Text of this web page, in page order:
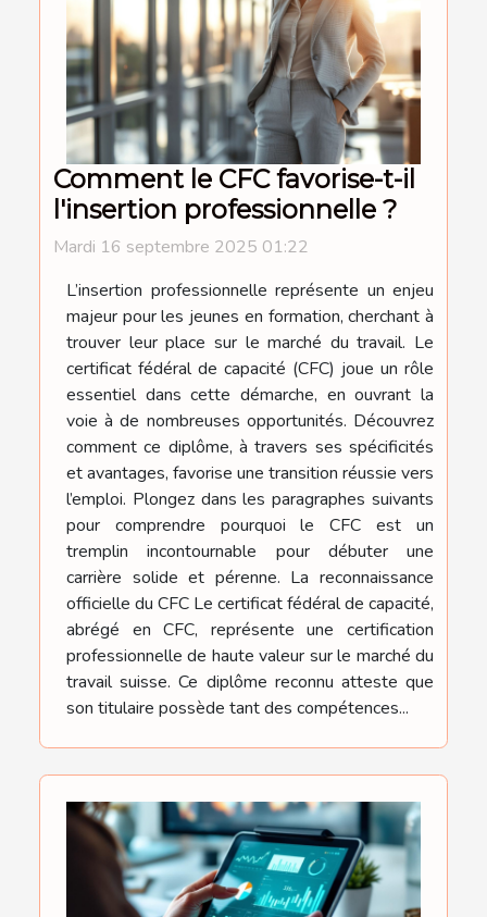
Comment le CFC favorise-t-il
l'insertion professionnelle ?
Mardi 16 septembre 2025 01:22
L’insertion professionnelle représente un enjeu
majeur pour les jeunes en formation, cherchant à
trouver leur place sur le marché du travail. Le
certificat fédéral de capacité (CFC) joue un rôle
essentiel dans cette démarche, en ouvrant la
voie à de nombreuses opportunités. Découvrez
comment ce diplôme, à travers ses spécificités
et avantages, favorise une transition réussie vers
l’emploi. Plongez dans les paragraphes suivants
pour comprendre pourquoi le CFC est un
tremplin incontournable pour débuter une
carrière solide et pérenne. La reconnaissance
officielle du CFC Le certificat fédéral de capacité,
abrégé en CFC, représente une certification
professionnelle de haute valeur sur le marché du
travail suisse. Ce diplôme reconnu atteste que
son titulaire possède tant des compétences...